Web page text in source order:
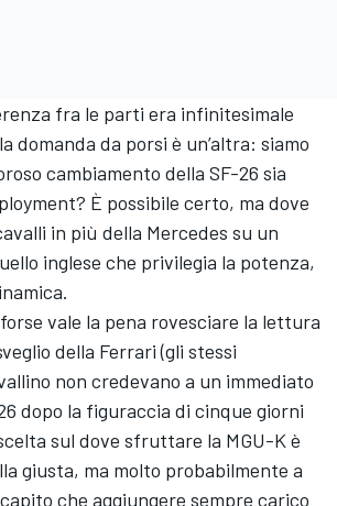
fra le parti era infinitesimale
domanda da porsi è un’altra: siamo
cambiamento della SF-26 sia
È possibile certo, ma dove
in più della Mercedes su un
inglese che privilegia la potenza,
vale la pena rovesciare la lettura
della Ferrari (gli stessi
non credevano a un immediato
dopo la figuraccia di cinque giorni
sul dove sfruttare la MGU-K è
giusta, ma molto probabilmente a
che aggiungere sempre carico